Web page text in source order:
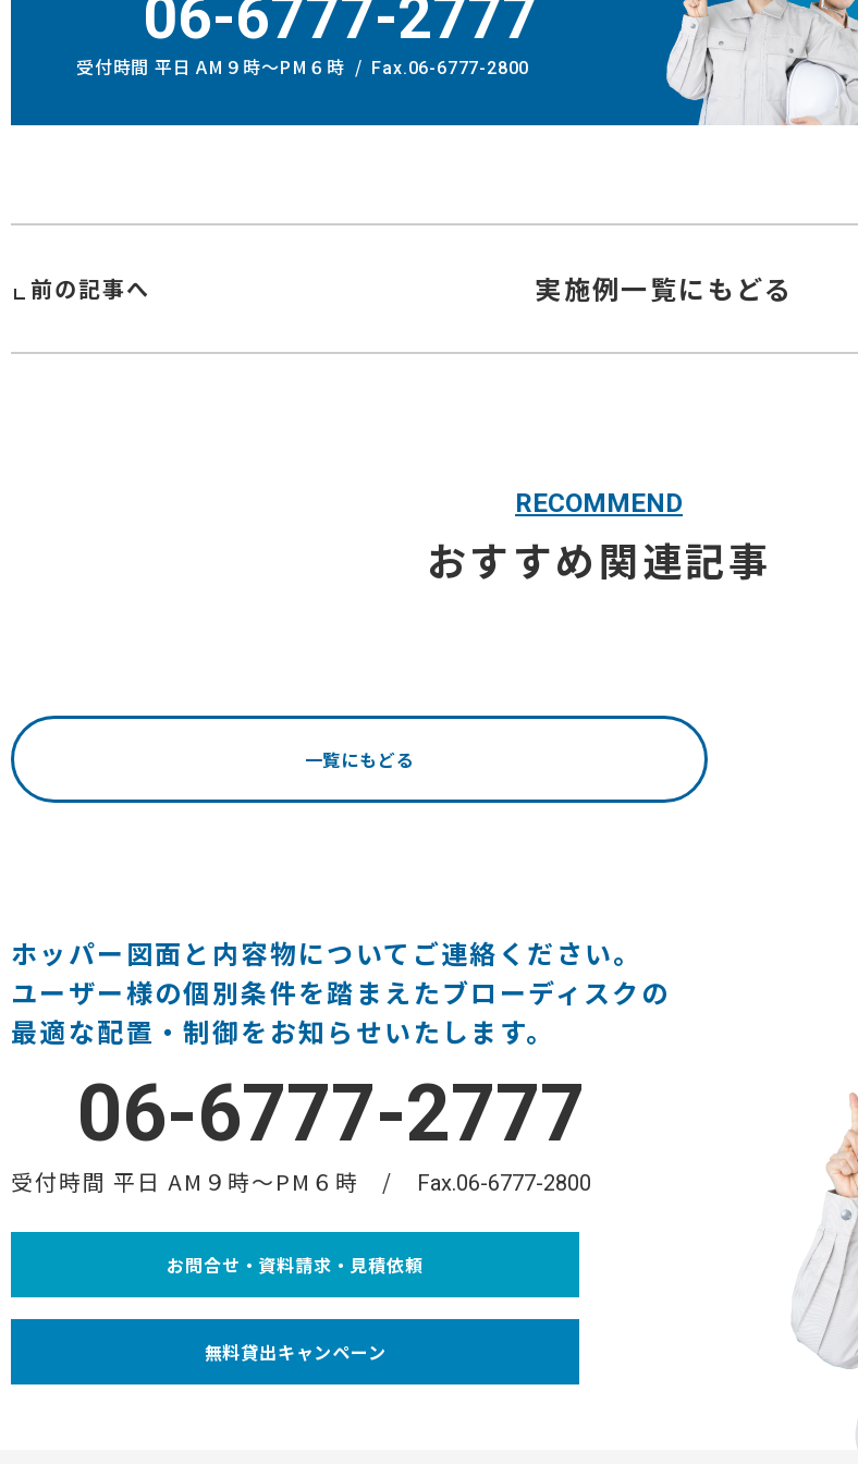
06-6777-2777
受付時間 平日 AM９時〜PM６時 Fax.06-6777-2800
前の記事へ 実施例一覧にもどる
RECOMMEND
おすすめ関連記事
一覧にもどる
ホッパー図面と内容物についてご連絡ください。
ユーザー様の個別条件を踏まえたブローディスクの
最適な配置・制御をお知らせいたします。
06-6777-2777
受付時間 平日 AM９時〜PM６時 Fax.06-6777-2800
お問合せ・資料請求・見積依頼
無料貸出キャンペーン